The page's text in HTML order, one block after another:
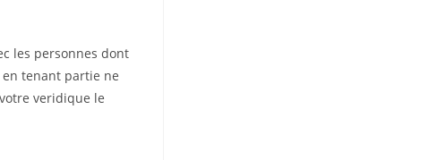
les personnes dont
tenant partie ne
veridique le